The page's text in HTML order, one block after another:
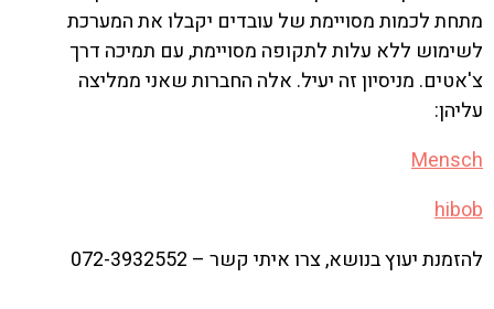
מתחת לכמות מסויימת של עובדים יקבלו את המערכת
לשימוש ללא עלות לתקופה מסויימת, עם תמיכה דרך
צ'אטים. מניסיון זה יעיל. אלה החברות שאני ממליצה
עליהן:
Mensch
hibob
להזמנת יעוץ בנושא, צרו איתי קשר – 072-3932552